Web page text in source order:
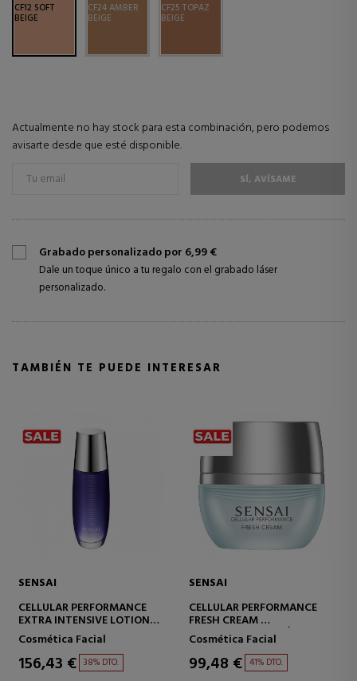
CF12 SOFT
BEIGE
CF24 AMBER
BEIGE
CF25 TOPAZ
BEIGE
Actualmente no hay stock para esta combinación, pero podemos
avisarte desde que esté disponible.
SÍ, AVÍSAME
Grabado personalizado por 6,99 €
Dale un toque único a tu regalo con el grabado láser
personalizado.
TAMBIÉN TE PUEDE INTERESAR
SENSAI
CELLULAR PERFORMANCE
WRINKLE REPAIR ESSENCE
TRATAMIENTO
ANTIARRUGAS ALTA
EFICACIA
Cosmética Facial
143,95 € 38% DTO.
SENSAI
CELLULAR PERFORMANCE
EXTRA INTENSIVE EYE
CREAM
CONTORNO DE OJOS
INTENSIVO
ANTIENVEJECIMIENTO
Contorno de Ojos
143,95 € 38% DTO.